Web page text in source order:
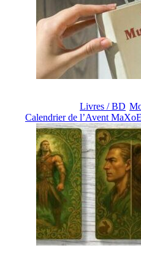
Livres / BD
Calendrier de l’Avent